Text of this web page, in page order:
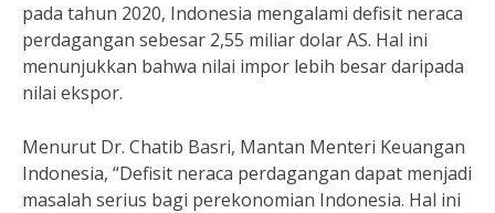
pada tahun 2020, Indonesia mengalami defisit neraca
perdagangan sebesar 2,55 miliar dolar AS. Hal ini
menunjukkan bahwa nilai impor lebih besar daripada
nilai ekspor.
Menurut Dr. Chatib Basri, Mantan Menteri Keuangan
Indonesia, “Defisit neraca perdagangan dapat menjadi
masalah serius bagi perekonomian Indonesia. Hal ini